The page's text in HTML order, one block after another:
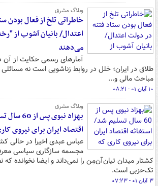
وبلاگ مشرق
خاطراتی تلخ از فعال بودن
اعتدال/ بانیان آشوب از
می‌دهند
آمارهای رسمی حکایت از آن
طلاق در ایران؛ خلل در روابط زناشویی است نه
مباحث مالی و...
۱۰ آبان ۰۱ - ۰۸:۲۱
وبلاگ مشرق
بهزاد
اقتصاد ایران برای نیروی
عباس عبدی اخیرا در حالی
مجسمه سازگاری سیاسی
کشتار میدان تیان‌آن‌مِن را نمی‌داند و ایضا نخوانده
تک‌حزبی است.
۳ آبان ۰۱ - ۰۷:۲۳